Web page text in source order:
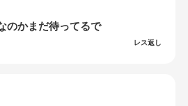
のかまだ待ってるで
レス返し